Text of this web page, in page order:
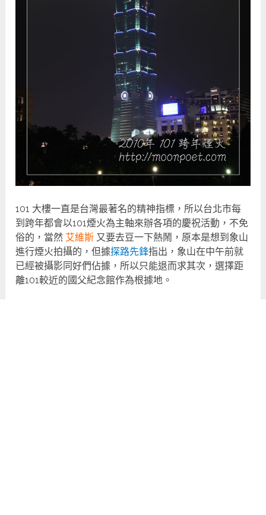
101 大樓一直是台灣最著名的精神指標，所以台北市每
到跨年都會以101煙火為主軸來辦各項的慶祝活動，不免
俗的，當然 艾維斯 又要去豆一下熱鬧，原本是想到象山
進行煙火拍攝的，但據探路先鋒指出，象山在中午前就
已經被攝影同好們佔據，所以只能退而求其次，選擇距
離101較近的國父紀念館作為根據地。